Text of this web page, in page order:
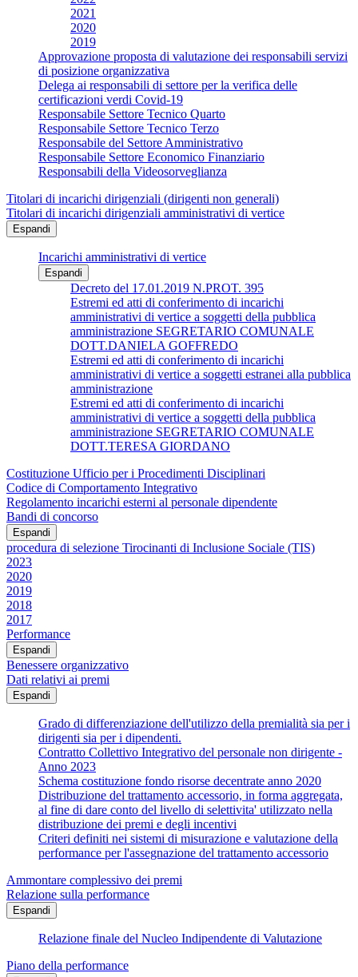
2021
2020
2019
Approvazione proposta di valutazione dei responsabili servizi
di posizione organizzativa
Delega ai responsabili di settore per la verifica delle
certificazioni verdi Covid-19
Responsabile Settore Tecnico Quarto
Responsabile Settore Tecnico Terzo
Responsabile del Settore Amministrativo
Responsabile Settore Economico Finanziario
Responsabili della Videosorveglianza
Titolari di incarichi dirigenziali (dirigenti non generali)
Titolari di incarichi dirigenziali amministrativi di vertice
Espandi
Incarichi amministrativi di vertice
Espandi
Decreto del 17.01.2019 N.PROT. 395
Estremi ed atti di conferimento di incarichi
amministrativi di vertice a soggetti della pubblica
amministrazione SEGRETARIO COMUNALE
DOTT.DANIELA GOFFREDO
Estremi ed atti di conferimento di incarichi
amministrativi di vertice a soggetti estranei alla pubblica
amministrazione
Estremi ed atti di conferimento di incarichi
amministrativi di vertice a soggetti della pubblica
amministrazione SEGRETARIO COMUNALE
DOTT.TERESA GIORDANO
Costituzione Ufficio per i Procedimenti Disciplinari
Codice di Comportamento Integrativo
Regolamento incarichi esterni al personale dipendente
Bandi di concorso
Espandi
procedura di selezione Tirocinanti di Inclusione Sociale (TIS)
2023
2020
2019
2018
2017
Performance
Espandi
Benessere organizzativo
Dati relativi ai premi
Espandi
Grado di differenziazione dell'utilizzo della premialità sia per i
dirigenti sia per i dipendenti.
Contratto Collettivo Integrativo del personale non dirigente -
Anno 2023
Schema costituzione fondo risorse decentrate anno 2020
Distribuzione del trattamento accessorio, in forma aggregata,
al fine di dare conto del livello di selettivita' utilizzato nella
distribuzione dei premi e degli incentivi
Criteri definiti nei sistemi di misurazione e valutazione della
performance per l'assegnazione del trattamento accessorio
Ammontare complessivo dei premi
Relazione sulla performance
Espandi
Relazione finale del Nucleo Indipendente di Valutazione
Piano della performance